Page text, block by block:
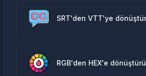
SRT'den VTT'ye
RGB'den HEX'e